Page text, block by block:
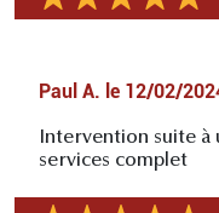
Paul A. le 12/02/
Intervention suite à
services complet